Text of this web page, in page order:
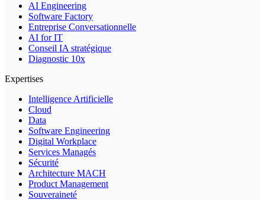
AI Engineering
Software Factory
Entreprise Conversationnelle
AI for IT
Conseil IA stratégique
Diagnostic 10x
Expertises
Intelligence Artificielle
Cloud
Data
Software Engineering
Digital Workplace
Services Managés
Sécurité
Architecture MACH
Product Management
Souveraineté